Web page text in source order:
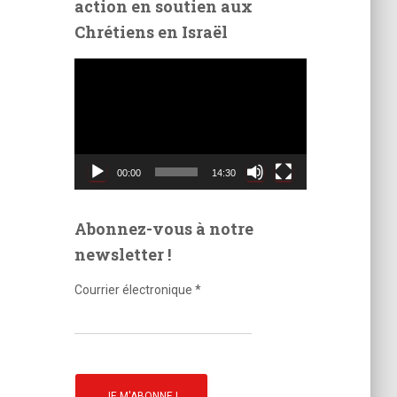
é
o
action en soutien aux
Chrétiens en Israël
é
o
00:00 14:30
Abonnez-vous à notre
newsletter !
Courrier électronique *